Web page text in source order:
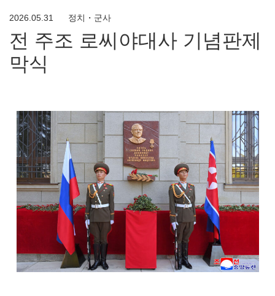
2026.05.31 정치・군사
전 주조 로씨야대사 기념판제
막식